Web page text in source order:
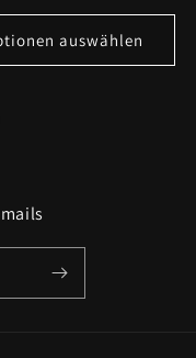
auswählen